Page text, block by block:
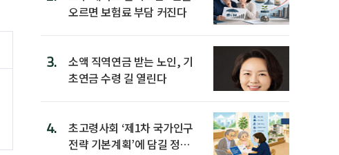
오르면 보험료 부담 커진다
3.
소액 직역연금 받는 노인, 기
초연금 수령 길 열린다
4.
초고령사회 ‘제1차 국가인구
전략 기본계획’에 담길 정책